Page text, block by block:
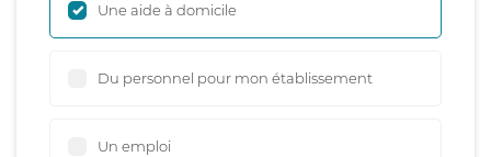
Une aide à domicile
Du personnel pour mon établissement
Un emploi